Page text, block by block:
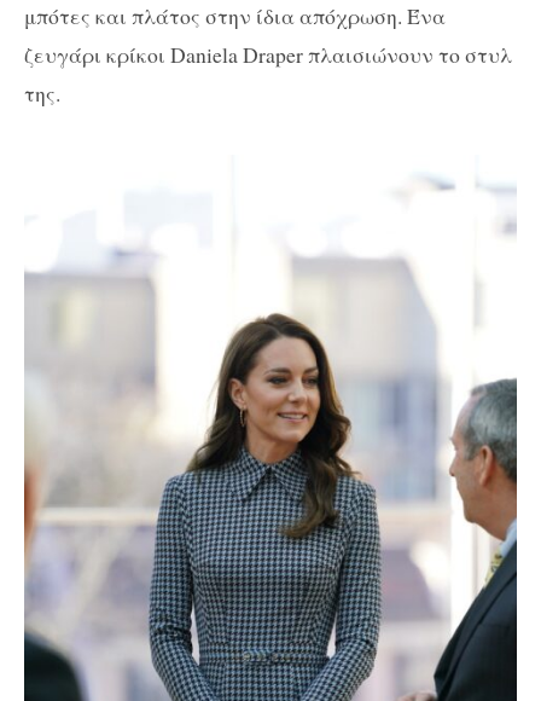
μπότες και πλάτος στην ίδια απόχρωση. Ένα
ζευγάρι κρίκοι Daniela Draper πλαισιώνουν το στυλ
της.